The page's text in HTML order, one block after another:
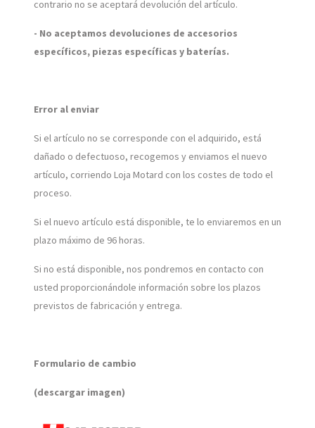
contrario no se aceptará devolución del artículo.
- No aceptamos devoluciones de accesorios
específicos, piezas específicas y baterías.
Error al enviar
Si el artículo no se corresponde con el adquirido, está
dañado o defectuoso, recogemos y enviamos el nuevo
artículo, corriendo Loja Motard con los costes de todo el
proceso.
Si el nuevo artículo está disponible, te lo enviaremos en un
plazo máximo de 96 horas.
Si no está disponible, nos pondremos en contacto con
usted proporcionándole información sobre los plazos
previstos de fabricación y entrega.
Formulario de cambio
(descargar imagen)